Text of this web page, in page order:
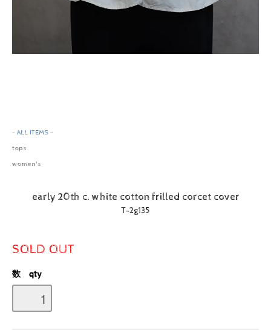
- ALL ITEMS -
tops
women's
early 20th c. white cotton frilled corcet cover
T-2g135
SOLD OUT
数 qty